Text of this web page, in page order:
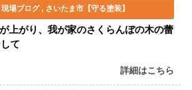
現場ブログ さいたま市【守る塗装】
上がり、我が家のさくらんぼの木の蕾
て
詳細はこちら